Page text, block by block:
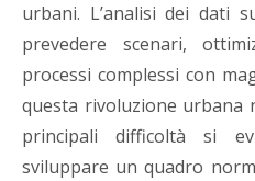
urbani. L’analisi dei dati
prevedere scenari,
processi complessi con
questa rivoluzione urbana
principali difficoltà si
sviluppare un quadro